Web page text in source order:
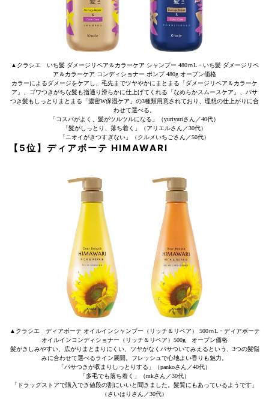
▲クラシエ いち髪 ダメージリペア＆カラーケア シャンプー 480ｍL・いち髪 ダメージリペ
ア＆カラーケア コンディショナー ポンプ 480g オープン価格
カラーによるダメージをケアし、毛先までツヤやかにまとまる「ダメージリペア＆カラーケ
ア」、ゴワつきがちな髪も指通り滑らかに仕上げてくれる「なめらかスムースケア」、パサ
つき髪もしっとりまとまる「濃密W保湿ケア」の3種類用意されており、理想の仕上がりに合
わせて選べる。
「コスパがよく、髪がツルツルになる」（yuriyuriさん／40代）
「髪がしっとり、落ち着く」（アリエルさん／30代）
「ニオイがきつすぎない」（クルメいちごさん／50代）
【5位】ディアボーテ HIMAWARI
▲クラシエ ディアボーテ オイルインシャンプー（リッチ＆リペア） 500ｍL・ディアボーテ
オイルインコンディショナー（リッチ＆リペア）500g オープン価格
髪がきしみやすい、広がりまとまりにくい、ツヤがなくパサついてみえるという、3つの髪悩
みに合わせて選べるライン展開。フレッシュで心地よい香りも魅力。
「パサつきが収まりしっとりする」（pankoさん／40代）
「多毛でも落ち着く」（mkさん／30代）
「ドラッグストアで購入でき値段の割にいいと聞きました。髪質にもあっているようです」
（さいはりさん／30代）